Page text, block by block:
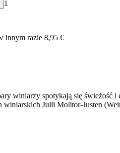
1
innym razie 8,95 €
winiarzy spotykają się świeżość
Julii Molitor-Justen